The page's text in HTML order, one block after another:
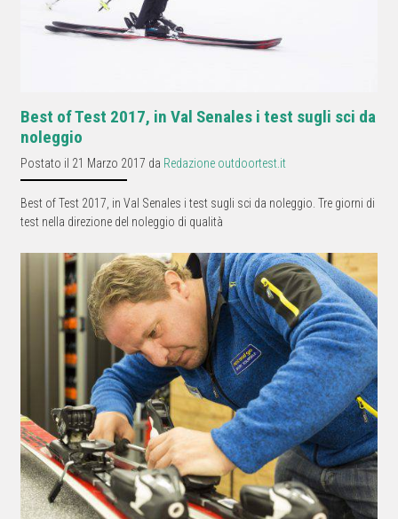
Best of Test 2017, in Val Senales i test sugli sci da
noleggio
Postato il 21 Marzo 2017 da Redazione outdoortest.it
Best of Test 2017, in Val Senales i test sugli sci da noleggio. Tre giorni di
test nella direzione del noleggio di qualità